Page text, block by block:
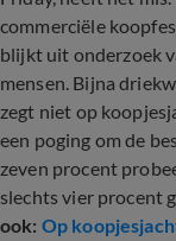
commerciële
blijkt uit onderzoek
mensen. Bijna
zegt niet op
een poging om de
zeven procent
slechts vier procent
ook: Op